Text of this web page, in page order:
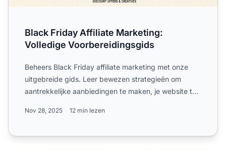
Black Friday Affiliate Marketing:
Volledige Voorbereidingsgids
Beheers Black Friday affiliate marketing met onze
uitgebreide gids. Leer bewezen strategieën om
aantrekkelijke aanbiedingen te maken, je website te
Nov 28, 2025 12 min lezen